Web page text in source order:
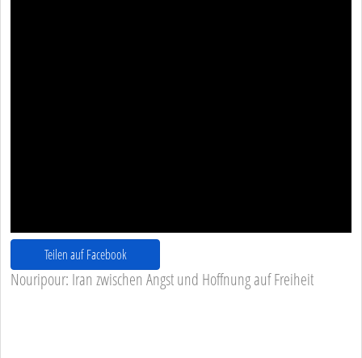
Teilen auf Facebook
Nouripour: Iran zwischen Angst und Hoffnung auf Freiheit